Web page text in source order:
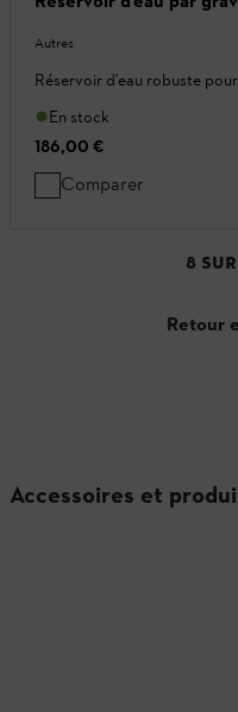
Autres
Réservoir d'eau robuste
En stock
186,00 €
Comparer
8 SUR
Retour
Accessoires et